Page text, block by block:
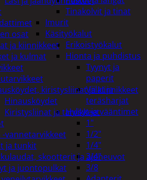
Tinakolvit ja tinat
Imurit
Käsityökalut
Erikoistyökalut
Hionta ja puhdistus
Tyynyt ja
paperit
Viilat ja
teräsharjat
Hylsyt ja vääntimet
1"
1/2"
1/4"
3/4"
3/8
osat
ja kiinnikkeet
ja kulmat
kiristysliinat ja kiinnikkeet
Hinausköydet
Kiristysliinat ja tarvikkeet
-vannetarvikkeet
ja tunkit
skootterit ja ajoneuvot
ja juontopulkat